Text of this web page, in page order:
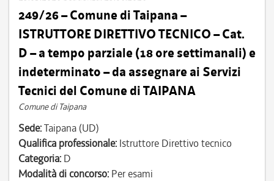
249/26 – Comune di Taipana –
ISTRUTTORE DIRETTIVO TECNICO – Cat.
D – a tempo parziale (18 ore settimanali) e
indeterminato – da assegnare ai Servizi
Tecnici del Comune di TAIPANA
Comune di Taipana
Sede:Taipana (UD)
Qualifica professionale: Istruttore Direttivo tecnico
Categoria: D
Modalità di concorso: Per esami